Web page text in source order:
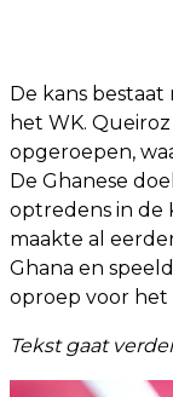
De kans
het WK.
opgeroepen,
De Ghanese
optredens in de
maakte al
Ghana en
oproep voor
Tekst gaat